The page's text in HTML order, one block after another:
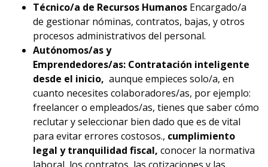
Técnico/a de Recursos Humanos Encargado/a
de gestionar nóminas, contratos, bajas, y otros
procesos administrativos del personal.
Autónomos/as y
Emprendedores/as: Contratación inteligente
desde el inicio, aunque empieces solo/a, en
cuanto necesites colaboradores/as, por ejemplo:
freelancer o empleados/as, tienes que saber cómo
reclutar y seleccionar bien dado que es de vital
para evitar errores costosos., cumplimiento
legal y tranquilidad fiscal, conocer la normativa